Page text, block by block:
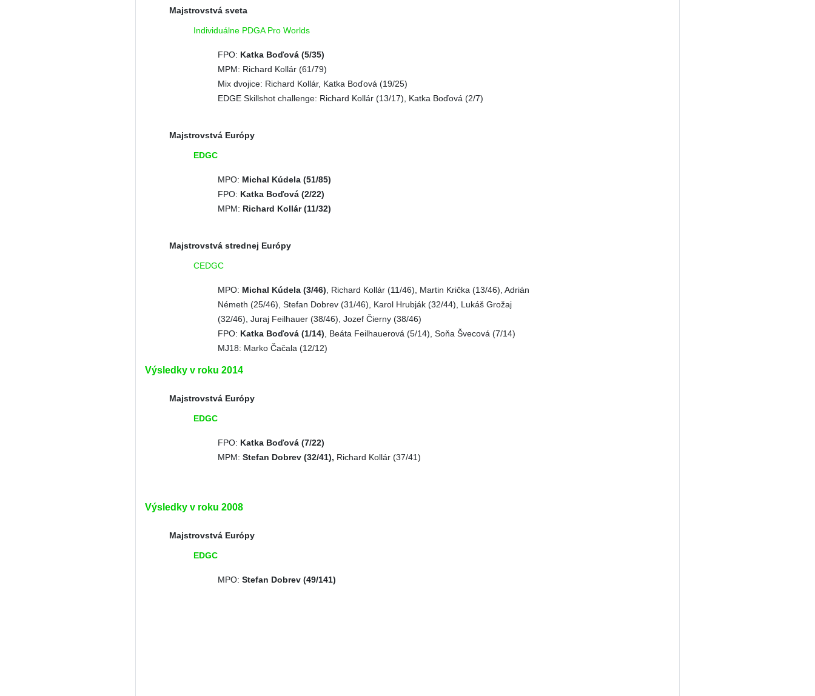
Majstrovstvá sveta
Individuálne PDGA Pro Worlds
FPO: Katka Boďová (5/35)
MPM: Richard Kollár (61/79)
Mix dvojice: Richard Kollár, Katka Boďová (19/25)
EDGE Skillshot challenge: Richard Kollár (13/17), Katka Boďová (2/7)
Majstrovstvá Európy
EDGC
MPO: Michal Kúdela (51/85)
FPO: Katka Boďová (2/22)
MPM: Richard Kollár (11/32)
Majstrovstvá strednej Európy
CEDGC
MPO: Michal Kúdela (3/46) , Richard Kollár (11/46), Martin Krička (13/46), Adrián
Németh (25/46), Stefan Dobrev (31/46), Karol Hrubják (32/44), Lukáš Grožaj
(32/46), Juraj Feilhauer (38/46), Jozef Čierny (38/46)
FPO: Katka Boďová (1/14) , Beáta Feilhauerová (5/14), Soňa Švecová (7/14)
MJ18: Marko Čačala (12/12)
Výsledky v roku 2014
Majstrovstvá Európy
EDGC
FPO: Katka Boďová (7/22)
MPM: Stefan Dobrev (32/41), Richard Kollár (37/41)
Výsledky v roku 2008
Majstrovstvá Európy
EDGC
MPO: Stefan Dobrev (49/141)